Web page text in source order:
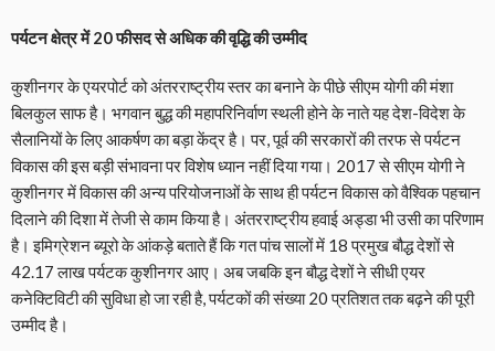
पर्यटन क्षेत्र में 20 फीसद से अधिक की वृद्धि की उम्मीद
कुशीनगर के एयरपोर्ट को अंतरराष्ट्रीय स्तर का बनाने के पीछे सीएम योगी की मंशा
बिलकुल साफ है। भगवान बुद्ध की महापरिनिर्वाण स्थली होने के नाते यह देश-विदेश के
सैलानियों के लिए आकर्षण का बड़ा केंद्र है। पर, पूर्व की सरकारों की तरफ से पर्यटन
विकास की इस बड़ी संभावना पर विशेष ध्यान नहीं दिया गया। 2017 से सीएम योगी ने
कुशीनगर में विकास की अन्य परियोजनाओं के साथ ही पर्यटन विकास को वैश्विक पहचान
दिलाने की दिशा में तेजी से काम किया है। अंतरराष्ट्रीय हवाई अड्डा भी उसी का परिणाम
है। इमिग्रेशन ब्यूरो के आंकड़े बताते हैं कि गत पांच सालों में 18 प्रमुख बौद्ध देशों से
42.17 लाख पर्यटक कुशीनगर आए। अब जबकि इन बौद्ध देशों ने सीधी एयर
कनेक्टिविटी की सुविधा हो जा रही है, पर्यटकों की संख्या 20 प्रतिशत तक बढ़ने की पूरी
उम्मीद है।